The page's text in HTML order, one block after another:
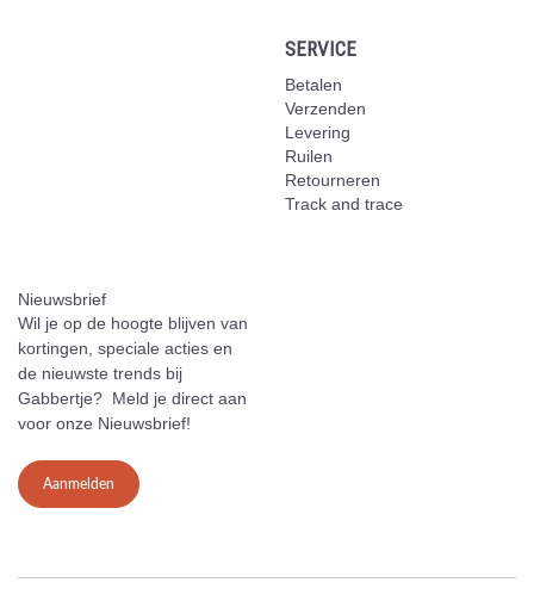
SERVICE
Betalen
Verzenden
Levering
Ruilen
Retourneren
Track and trace
Nieuwsbrief
Wil je op de hoogte blijven van
kortingen, speciale acties en
de nieuwste trends bij
Gabbertje? Meld je direct aan
voor onze Nieuwsbrief!
Aanmelden